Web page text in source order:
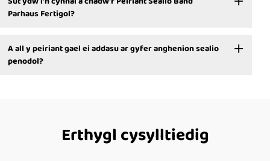
Parhaus Fertigol?
A all y peiriant gael ei addasu ar gyfer anghenion sealio
penodol?
Erthygl cysylltiedig